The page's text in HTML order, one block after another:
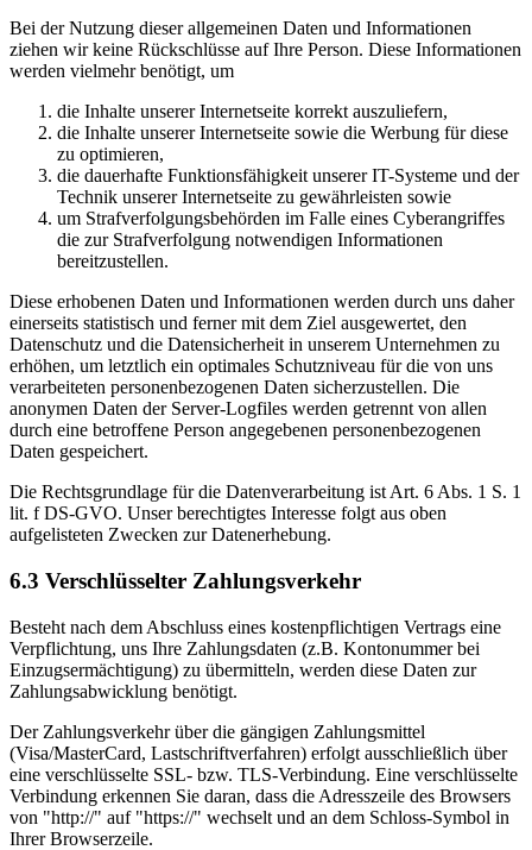
Bei der Nutzung dieser allgemeinen Daten und Informationen
ziehen wir keine Rückschlüsse auf Ihre Person. Diese Informationen
werden vielmehr benötigt, um
die Inhalte unserer Internetseite korrekt auszuliefern,
die Inhalte unserer Internetseite sowie die Werbung für diese
zu optimieren,
die dauerhafte Funktionsfähigkeit unserer IT-Systeme und der
Technik unserer Internetseite zu gewährleisten sowie
um Strafverfolgungsbehörden im Falle eines Cyberangriffes
die zur Strafverfolgung notwendigen Informationen
bereitzustellen.
Diese erhobenen Daten und Informationen werden durch uns daher
einerseits statistisch und ferner mit dem Ziel ausgewertet, den
Datenschutz und die Datensicherheit in unserem Unternehmen zu
erhöhen, um letztlich ein optimales Schutzniveau für die von uns
verarbeiteten personenbezogenen Daten sicherzustellen. Die
anonymen Daten der Server-Logfiles werden getrennt von allen
durch eine betroffene Person angegebenen personenbezogenen
Daten gespeichert.
Die Rechtsgrundlage für die Datenverarbeitung ist Art. 6 Abs. 1 S. 1
lit. f DS-GVO. Unser berechtigtes Interesse folgt aus oben
aufgelisteten Zwecken zur Datenerhebung.
6.3 Verschlüsselter Zahlungsverkehr
Besteht nach dem Abschluss eines kostenpflichtigen Vertrags eine
Verpflichtung, uns Ihre Zahlungsdaten (z.B. Kontonummer bei
Einzugsermächtigung) zu übermitteln, werden diese Daten zur
Zahlungsabwicklung benötigt.
Der Zahlungsverkehr über die gängigen Zahlungsmittel
(Visa/MasterCard, Lastschriftverfahren) erfolgt ausschließlich über
eine verschlüsselte SSL- bzw. TLS-Verbindung. Eine verschlüsselte
Verbindung erkennen Sie daran, dass die Adresszeile des Browsers
von "http://" auf "https://" wechselt und an dem Schloss-Symbol in
Ihrer Browserzeile.